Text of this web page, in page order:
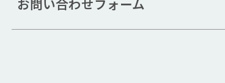
お問い合わせフォーム